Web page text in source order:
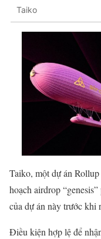
Taiko
Taiko, một dự án
hoạch airdrop
của dự án này trước khi
Điều kiện hợp lệ để